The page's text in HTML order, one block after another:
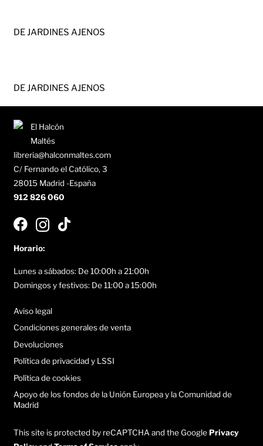
DE JARDINES AJENOS
DE JARDINES AJENOS
libreria@halconmaltes.com
C/ Fernando el Católico, 3
28015 Madrid -España
912 826 060
Horario:
Lunes a sábados: De 10:00h a 21:00h
Domingos y festivos: De 11:00 a 15:00h
Aviso legal
Condiciones generales de venta
Devoluciones
Política de privacidad y LSSI
Política de cookies
Apoyo de los fondos de la Unión Europea y la Comunidad de
Madrid
This site is protected by reCAPTCHA and the Google Privacy